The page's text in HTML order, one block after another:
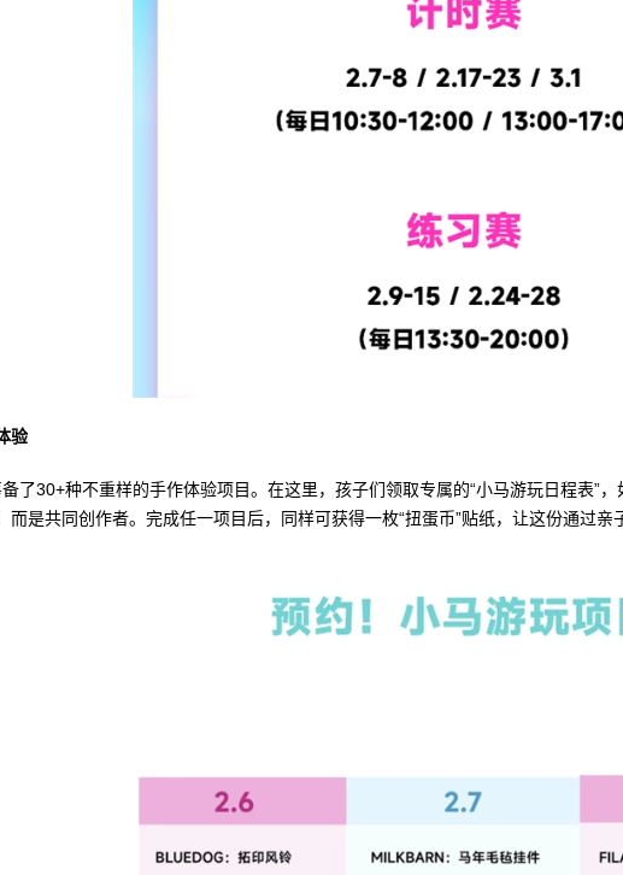
验
了30+种不重样的手作体验项目。在这里，孩子们领取专属的“小马游玩日程表”
是共同创作者。完成任一项目后，同样可获得一枚“扭蛋币”贴纸，让这份通过亲